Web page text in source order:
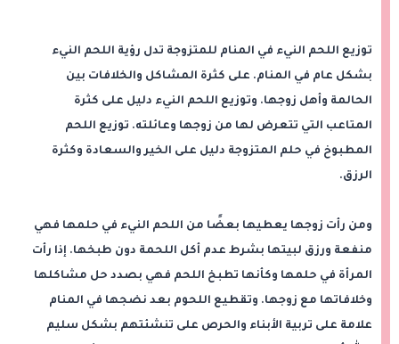
توزيع اللحم النيء في المنام للمتزوجة تدل رؤية اللحم النيء
بشكل عام في المنام. على كثرة المشاكل والخلافات بين
الحالمة وأهل زوجها. وتوزيع اللحم النيء دليل على كثرة
المتاعب التي تتعرض لها من زوجها وعائلته. توزيع اللحم
المطبوخ في حلم المتزوجة دليل على الخير والسعادة وكثرة
الرزق.
ومن رأت زوجها يعطيها بعضًا من اللحم النيء في حلمها فهي
منفعة ورزق لبيتها بشرط عدم أكل اللحمة دون طبخها. إذا رأت
المرأة في حلمها وكأنها تطبخ اللحم فهي بصدد حل مشاكلها
وخلافاتها مع زوجها. وتقطيع اللحوم بعد نضجها في المنام
علامة على تربية الأبناء والحرص على تنشئتهم بشكل سليم